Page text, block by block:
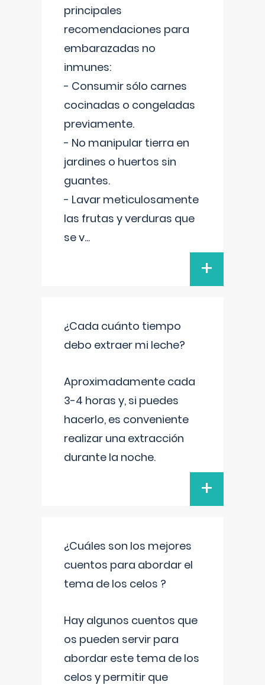
principales
recomendaciones para
embarazadas no
inmunes:
- Consumir sólo carnes
cocinadas o congeladas
previamente.
- No manipular tierra en
jardines o huertos sin
guantes.
- Lavar meticulosamente
las frutas y verduras que
se v...
+
¿Cada cuánto tiempo
debo extraer mi leche?
Aproximadamente cada
3-4 horas y, si puedes
hacerlo, es conveniente
realizar una extracción
durante la noche.
+
¿Cuáles son los mejores
cuentos para abordar el
tema de los celos ?
Hay algunos cuentos que
os pueden servir para
abordar este tema de los
celos y permitir que